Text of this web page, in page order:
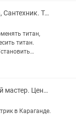
Услуги сантехника, Сантехник. Титан, Смеситель, кран, унитаз, бачок, ванна.
титан,
титан.
кран,
Электрик. Частный мастер. Цены ниже рыночных. Аварийный выезд.
в Караганде.